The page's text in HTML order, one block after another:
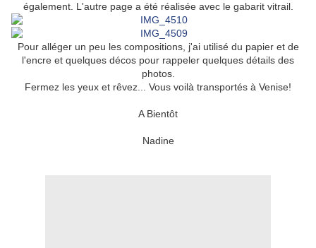
également. L'autre page a été réalisée avec le gabarit vitrail.
Pour alléger un peu les compositions, j'ai utilisé du papier et de
l'encre et quelques décos pour rappeler quelques détails des
photos.
Fermez les yeux et rêvez... Vous voilà transportés à Venise!
A Bientôt
Nadine